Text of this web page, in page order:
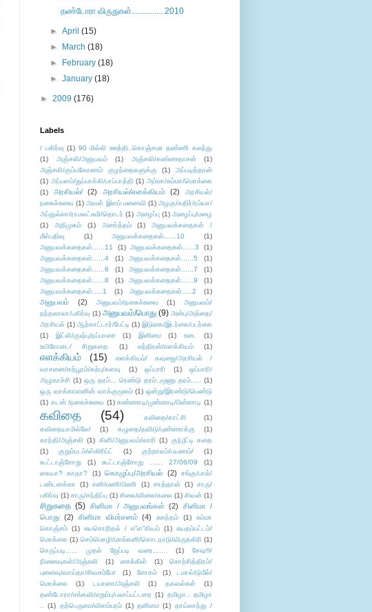
தண்டோரா விருதுகள்............... 2010
►April(15)
►
March(18)
►
February(18)
►January(18)
► 2009 (176)
Labels
/ பகிர்வு (1) 90 மில்லி ஊத்தி..கொஞ்சமா தண்ணி கலந்து
(1)
அஞ்சலி/அனுபவம் (1) அஞ்சலி/கண்ணதாசன்
(1)
அஞ்சலி/கும்பகோணம் குழந்தைகளுக்கு
(1)
அப்படித்தான்
(1) அப்பளம்/துப்பாக்கி/பாப்பாத்தி (1) அம்மா/சும்மா/மொக்கை
(1)
அரசியல்/ (2) அரசியல்/எளக்கியம் (2)
அரசியல்/
நகைச்சுவை (1) அவள் இளம் மனைவி (1) அழகு/கதிர்/ரம்யா/
அப்துல்லா/ராமலட்சுமி/தொடர் (1) அழைப்பு (1) அழைப்பு/மழை
(1)
அறிமுகம் (1) அனர்த்தம் (1)
அனுபவக்கதைகள் /
மீள்பதிவு
(1) அனுபவக்கதைகள்......10
(1)
அனுபவக்கதைகள்......11
(1) அனுபவக்கதைகள்......3
(1)
அனுபவக்கதைகள்......4
(1) அனுபவக்கதைகள்......5
(1)
அனுபவக்கதைகள்......6
(1) அனுபவக்கதைகள்......7
(1)
அனுபவக்கதைகள்......8
(1) அனுபவக்கதைகள்......9
(1)
அனுபவக்கதைகள்.....1
(1) அனுபவக்கதைகள்.....2 (1)
அனுபவம் (2) அனுபவம்/நகைச்சுவை (1)
அனுபவம்/
நந்தலாலா/பகிர்வு (1) அனுபவம்/பொது (9) அன்பு/அத்தை/
அரசியல் (1) ஆற்காட்டார்/பேட்டி (1) இடுகை/இடர்கை/படர்கை
(1)
இட்லி/குஷ்பு/நப்பாசை (1) இனிமை (1) உடை
(1)
உயிரோடை/ சிறுகதை
(1) எந்திரன்/எளக்கியம் (1)
எளக்கியம் (15)
எளக்கியம்/ கவுஜை/அரசியல் /
வாசனை/கற்பூரம்/கற்பு/களவு
(1) ஒப்பாரி (1)
ஒப்பாரி/
அழுகாச்சி (1) ஒரு தரம்... ரெண்டு தரம்..மூணு தரம்..... (1)
ஒரு வாக்காளனின் வாக்குமூலம் (1) ஒன்று/இரண்டு/பெண்டு
(1) கடன் /நகைச்சுவை (1) கண்ணாடி/முன்னாடி/பின்னாடி (1)
கவிதை (54) கவிதை/காட்சி
(1)
கவிதையாமில்லே/
(1) கழுதை/தவிடு/புண்ணாக்கு
(1)
காந்தி/அஞ்சலி (1) கிளி/அனுபவம்/லாரி (1) கு(பு)ட்டி கதை
(1)
குறும்படம்/ஸ்கிரிப்ட் (1) குற்றாலம்/பயணம்/
(1)
கூட்டாஞ்சோறு
(1) கூட்டாஞ்சோறு ...... 27/06/09
(1)
கையா? காதா?
(1) கொழுப்பு/அரசியல் (2)
சங்கு/பால்/
டண்டனக்கா
(1) சனி/மணி/பிணி (1) சாத்தான் (1) சாரு/
பகிர்வு (1) சாரு/சந்திப்பு (1) சிலை/விலை/கலை (1) சிவன் (1)
சிறுகதை (5) சினிமா / அனுபவங்கள் (2)
சினிமா /
பொது (2) சினிமா விமர்சனம் (4) சுகந்தம் (1)
சும்மா
கொஞ்சம் (1) சுயசொறிதல் / எ”ள”கியம் (1) சுயதம்பட்டம்/
மொக்கை (1) செம்மொழி/மாங்கனி/கொடநாடு/விருதகிரி (1)
செருப்படி...... முதல் ஜேப்படி வரை.......
(1)
சேஷூ/
நினைவுகள்/அஞ்சலி
(1) சைக்கிள் (1)
சொற்சித்திரம்/
புனைவு/வாய்தா/சிவசம்போ
(1) சோகம் (1)
டமால்/டுமீல்/
மொக்கை
(1) டயானா/அஞ்சலி (1) தகவல்கள்
(1)
தண்டோரா/சங்கவி/எறும்பு/பலாப்பட்டறை (1) தமிழா.. தமிழா
.. (1) தற்பெருமை/விளம்பரம் (1) தனிமை (1) தாய்லாந்து /